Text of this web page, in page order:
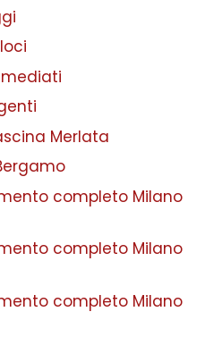
Merlata
completo Milano
completo Milano
completo Milano